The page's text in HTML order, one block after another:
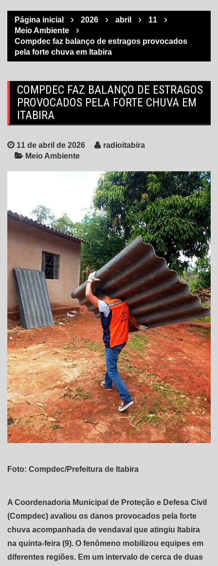
Página inicial 2026 abril
11
Meio Ambiente
Compdec faz balanço de estragos provocados
pela forte chuva em Itabira
COMPDEC FAZ BALANÇO DE ESTRAGOS
PROVOCADOS PELA FORTE CHUVA EM
ITABIRA
11 de abril de 2026
radioitabira
Meio Ambiente
Foto: Compdec/Prefeitura de Itabira
A Coordenadoria Municipal de Proteção e Defesa Civil
(Compdec) avaliou os danos provocados pela forte
chuva acompanhada de vendaval que atingiu Itabira
na quinta-feira (9). O fenômeno mobilizou equipes em
diferentes regiões. Em um intervalo de cerca de duas